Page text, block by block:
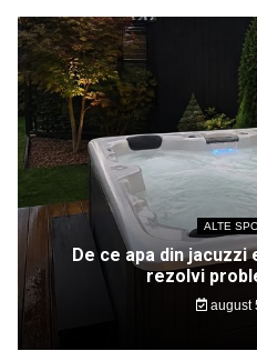
ALTE
De ce apa din jacuzzi
rezolvi
august